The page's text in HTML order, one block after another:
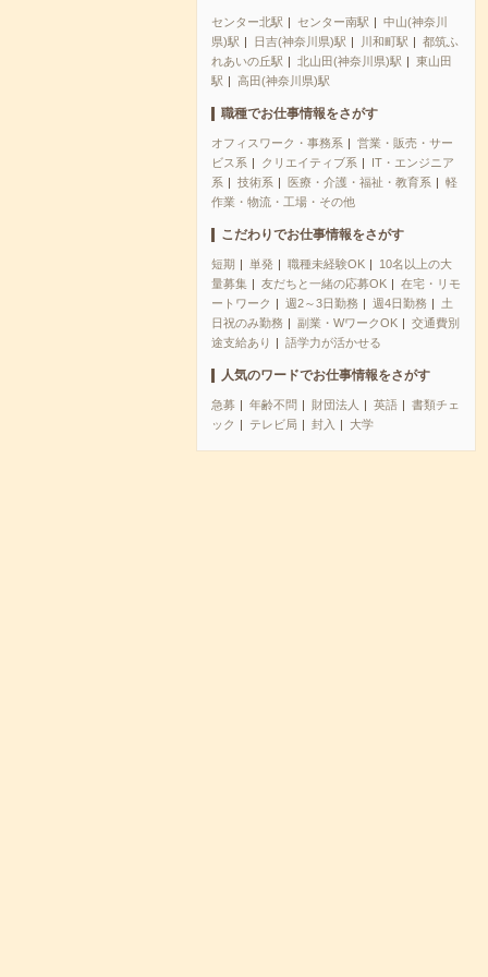
センター北駅 センター南駅
中山(神奈川
県)駅
日吉(神奈川県)駅 川和町駅
都筑ふ
れあいの丘駅
北山田(神奈川県)駅
東山田
駅
高田(神奈川県)駅
職種でお仕事情報をさがす
オフィスワーク・事務系
営業・販売・サー
ビス系
クリエイティブ系
IT・エンジニア
系
技術系 医療・介護・福祉・教育系
軽
作業・物流・工場・その他
こだわりでお仕事情報をさがす
短期 単発 職種未経験OK
10名以上の大
量募集
友だちと一緒の応募OK
在宅・リモ
ートワーク
週2～3日勤務 週4日勤務
土
日祝のみ勤務
副業・WワークOK
交通費別
途支給あり
語学力が活かせる
人気のワードでお仕事情報をさがす
急募 年齢不問 財団法人 英語
書類チェ
ック
テレビ局 封入 大学